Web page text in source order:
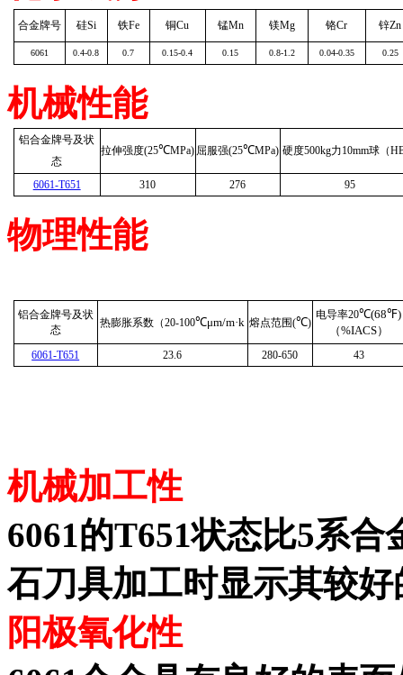
合金牌号 硅Si 铁Fe 铜Cu 锰Mn 镁Mg 铬Cr 锌Zn
6061 0.4-0.8 0.7 0.15-0.4 0.15 0.8-1.2 0.04-0.35 0.25
机械性能
铝合金牌号及状
态
拉伸强度(25℃MPa) 屈服强(25℃MPa) 硬度500kg力10mm球（
6061-T651 310 276 95
物理性能
铝合金牌号及状
态
热膨胀系数（20-100℃μm/m·k 熔点范围(℃)
电导率20℃(68℉)
（%IACS）
6061-T651 23.6 280-650 43
机械加工性
6061的T651状态比5系
石刀具加工时显示其较
阳极氧化性